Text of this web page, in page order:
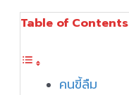
Table of Contents
คนขี้ลืม